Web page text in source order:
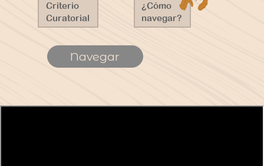
Criterio
Curatorial
¿Cómo
navegar?
Navegar